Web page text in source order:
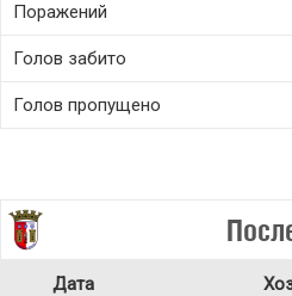
Поражений
Голов забито
Голов пропущено
Дата